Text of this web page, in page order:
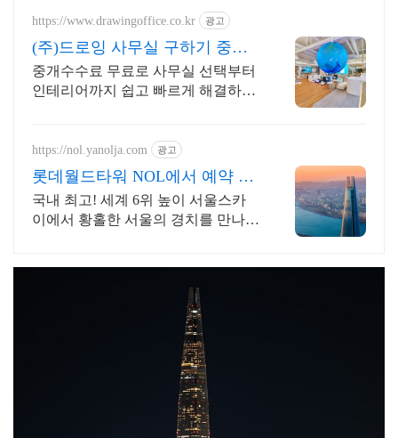
https://www.drawingoffice.co.kr 광고
(주)드로잉 사무실 구하기 중개
수수료 무료!
중개수수료 무료로 사무실 선택부터
인테리어까지 쉽고 빠르게 해결하기
https://nol.yanolja.com 광고
롯데월드타워 NOL에서 예약 인
기 레저 매일 상시 할인
국내 최고! 세계 6위 높이 서울스카
이에서 황홀한 서울의 경치를 만나보